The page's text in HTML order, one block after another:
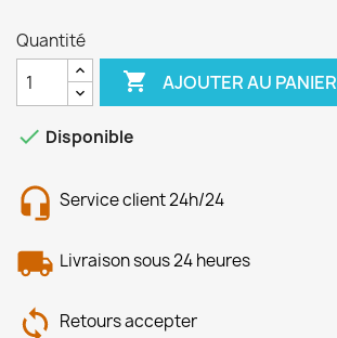
Quantité
 AJOUTER AU PANIER
 Disponible
Service client 24h/24
Livraison sous 24 heures
Retours accepter